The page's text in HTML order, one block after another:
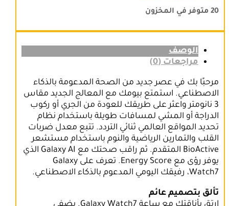
20 متوفر في المخزون
الوصف
مراجعات (0)
مرحبًا بك في عصر جديد من الصحة المدعومة بالذكاء
الاصطناعي. استمتع بيومك مع المعالج الجديد مقاس
3 نانومتر واعثر على طريقك للعودة من الجري أو ركوب
الدراجة أو المشي لمسافات طويلة باستخدام نظام
تحديد المواقع العالمي ثنائي التردد. تتبع معدل ضربات
القلب والتمارين الرياضية والنوم باستخدام مستشعر
BioActive المتقدم. ثم راقب صحتك مع Galaxy AI الذي
يوفر رؤى مع Energy Score. تعرف على Galaxy
Watch7، رفيقك اليومي المدعوم بالذكاء الاصطناعي.
تألق بتصميم عائم